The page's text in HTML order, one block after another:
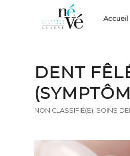
Accueil
DENT
NON CLASSIFIÉ(E), SOINS